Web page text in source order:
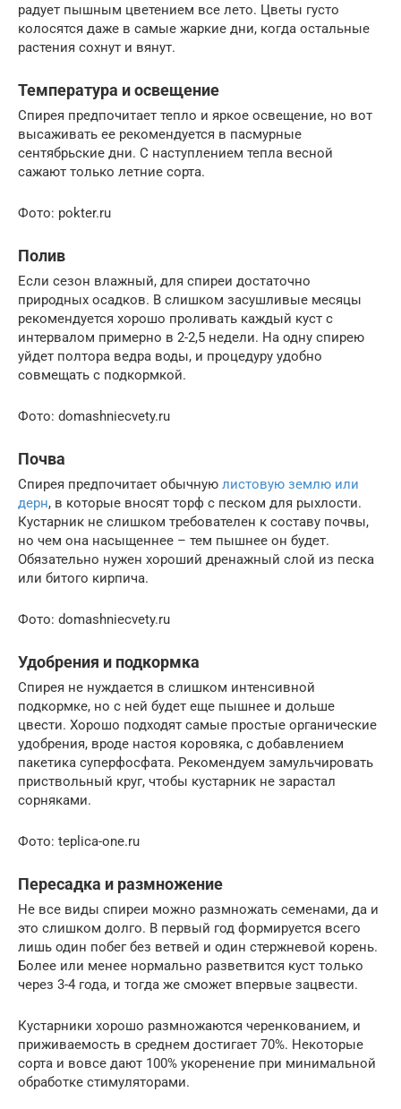
радует пышным цветением все лето. Цветы густо
колосятся даже в самые жаркие дни, когда остальные
растения сохнут и вянут.
Температура и освещение
Спирея предпочитает тепло и яркое освещение, но вот
высаживать ее рекомендуется в пасмурные
сентябрьские дни. С наступлением тепла весной
сажают только летние сорта.
Фото: pokter.ru
Полив
Если сезон влажный, для спиреи достаточно
природных осадков. В слишком засушливые месяцы
рекомендуется хорошо проливать каждый куст с
интервалом примерно в 2-2,5 недели. На одну спирею
уйдет полтора ведра воды, и процедуру удобно
совмещать с подкормкой.
Фото: domashniecvety.ru
Почва
Спирея предпочитает обычную листовую землю или
дерн, в которые вносят торф с песком для рыхлости.
Кустарник не слишком требователен к составу почвы,
но чем она насыщеннее – тем пышнее он будет.
Обязательно нужен хороший дренажный слой из песка
или битого кирпича.
Фото: domashniecvety.ru
Удобрения и подкормка
Спирея не нуждается в слишком интенсивной
подкормке, но с ней будет еще пышнее и дольше
цвести. Хорошо подходят самые простые органические
удобрения, вроде настоя коровяка, с добавлением
пакетика суперфосфата. Рекомендуем замульчировать
приствольный круг, чтобы кустарник не зарастал
сорняками.
Фото: teplica-one.ru
Пересадка и размножение
Не все виды спиреи можно размножать семенами, да и
это слишком долго. В первый год формируется всего
лишь один побег без ветвей и один стержневой корень.
Более или менее нормально разветвится куст только
через 3-4 года, и тогда же сможет впервые зацвести.
Кустарники хорошо размножаются черенкованием, и
приживаемость в среднем достигает 70%. Некоторые
сорта и вовсе дают 100% укоренение при минимальной
обработке стимуляторами.